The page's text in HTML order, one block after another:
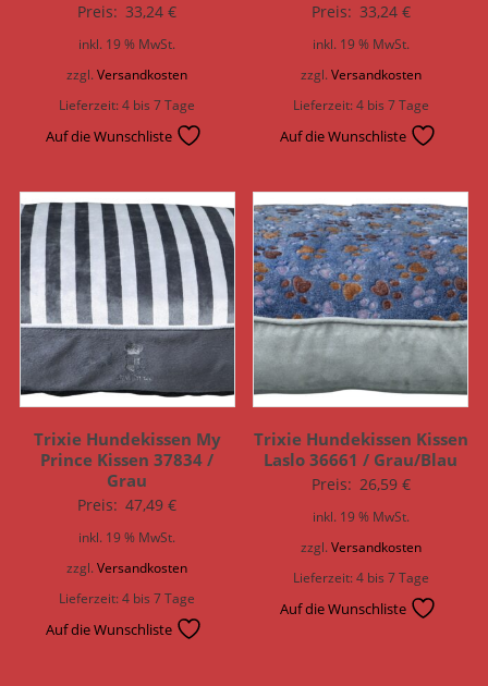
Preis: 33,24€
inkl. 19 % MwSt.
zzgl.Versandkosten
Lieferzeit:4 bis 7 Tage
Auf die Wunschliste
Preis: 33,24 €
inkl. 19 % MwSt.
zzgl. Versandkosten
Lieferzeit:4 bis 7 Tage
Auf die Wunschliste
Trixie Hundekissen My
Prince Kissen 37834 /
Grau
Preis: 47,49€
inkl. 19 % MwSt.
zzgl.Versandkosten
Lieferzeit:4 bis 7 Tage
Auf die Wunschliste
Trixie Hundekissen Kissen
Laslo 36661 / Grau/Blau
Preis: 26,59 €
inkl. 19 % MwSt.
zzgl. Versandkosten
Lieferzeit:4 bis 7 Tage
Auf die Wunschliste